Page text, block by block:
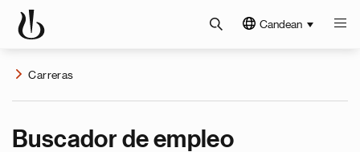
Candean
Carreras
Buscador de empleo